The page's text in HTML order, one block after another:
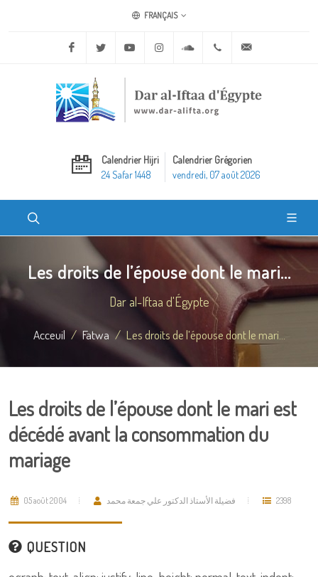
FRANÇAIS
Facebook Twitter Youtube Instagram Soundcloud+20 2 25970400
Calendrier Hijri
24 Safar 1448
Calendrier Grégorien
vendredi, 07 août 2026
Les droits de l’épouse dont le mari...
Dar al-Iftaa d'Égypte
Acceuil Fatwa Les droits de l’épouse dont le mari...
Les droits de l’épouse dont le mari est
décédé avant la consommation du
mariage
05 août 2004 فضيلة الأستاذ الدكتور علي جمعة محمد 2398
QUESTION